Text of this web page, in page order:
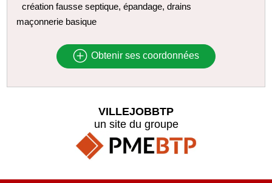
création fausse septique, épandage, drains
maçonnerie basique
Obtenir ses coordonnées
VILLEJOBBTP
un site du groupe